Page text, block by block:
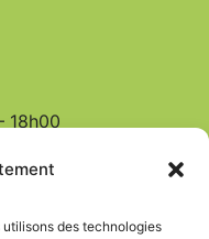
des technologies
18h00